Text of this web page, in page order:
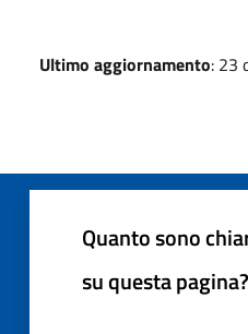
Ultimo aggiornamento: 23
Quanto sono
su questa pagina?